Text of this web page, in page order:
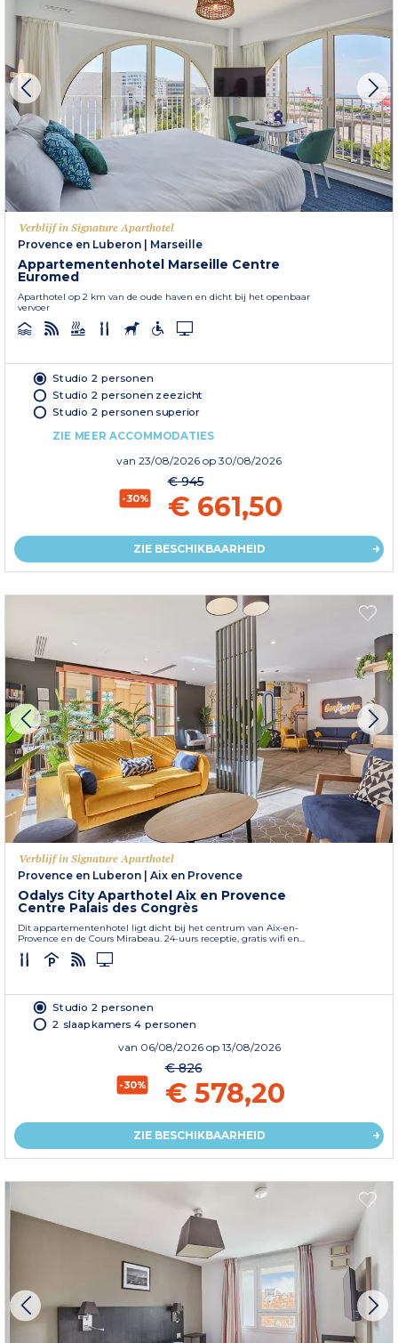
Verblijf in Signature Aparthotel
Provence en Luberon
Marseille
Appartementenhotel Marseille Centre
Euromed
Aparthotel op 2 km van de oude haven en dicht bij het openbaar
vervoer
Studio 2 personen
Studio 2 personen zeezicht
Studio 2 personen superior
ZIE MEER ACCOMMODATIES
van 23/08/2026 op 30/08/2026
-30%
€ 945
€ 661,50
ZIE BESCHIKBAARHEID
Verblijf in Signature Aparthotel
Provence en Luberon
Aix en Provence
Odalys City Aparthotel Aix en Provence
Centre Palais des Congrès
Dit appartementenhotel ligt dicht bij het centrum van Aix-en-
Provence en de Cours Mirabeau. 24-uurs receptie, gratis wifi en...
Studio 2 personen
2 slaapkamers 4 personen
van 06/08/2026 op 13/08/2026
-30%
€ 826
€ 578,20
ZIE BESCHIKBAARHEID